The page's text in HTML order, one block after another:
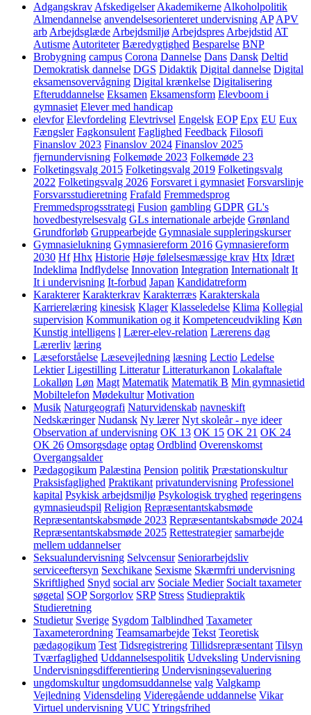
Adgangskrav Afskedigelser Akademikerne Alkoholpolitik
Almendannelse anvendelsesorienteret undervisning AP APV
arb Arbejdsglæde Arbejdsmiljø Arbejdspres Arbejdstid AT
Autisme Autoriteter Bæredygtighed Besparelse BNP
Brobygning campus Corona Dannelse Dans Dansk Deltid
Demokratisk dannelse DGS Didaktik Digital dannelse Digital
eksamensovervågning Digital krænkelse Digitalisering
Efteruddannelse Eksamen Eksamensform Elevboom i
gymnasiet Elever med handicap
elevfor Elevfordeling Elevtrivsel Engelsk EOP Epx EU Eux
Fængsler Fagkonsulent Faglighed Feedback Filosofi
Finanslov 2023 Finanslov 2024 Finanslov 2025
fjernundervisning Folkemøde 2023 Folkemøde 23
Folketingsvalg 2015 Folketingsvalg 2019 Folketingsvalg
2022 Folketingsvalg 2026 Forsvaret i gymnasiet Forsvarslinje
Forsvarsstudieretning Frafald Fremmedsprog
Fremmedsprogsstrategi Fusion gambling GDPR GL's
hovedbestyrelsesvalg GLs internationale arbejde Grønland
Grundforløb Gruppearbejde Gymnasiale suppleringskurser
Gymnasielukning Gymnasiereform 2016 Gymnasiereform
2030 Hf Hhx Historie Høje følelsesmæssige krav Htx Idræt
Indeklima Indflydelse Innovation Integration Internationalt It
It i undervisning It-forbud Japan Kandidatreform
Karakterer Karakterkrav Karakterræs Karakterskala
Karrierelæring kinesisk Klager Klasseledelse Klima Kollegial
supervision Kommunikation og it Kompetenceudvikling Køn
Kunstig intelligens l Lærer-elev-relation Lærerens dag
Lærerliv læring
Læseforståelse Læsevejledning læsning Lectio Ledelse
Lektier Ligestilling Litteratur Litteraturkanon Lokalaftale
Lokalløn Løn Magt Matematik Matematik B Min gymnasietid
Mobiltelefon Mødekultur Motivation
Musik Naturgeografi Naturvidenskab navneskift
Nedskæringer Nudansk Ny lærer Nyt skoleår - nye ideer
Observation af undervisning OK 13 OK 15 OK 21 OK 24
OK 26 Omsorgsdage optag Ordblind Overenskomst
Overgangsalder
Pædagogikum Palæstina Pension politik Præstationskultur
Praksisfaglighed Praktikant privatundervisning Professionel
kapital Psykisk arbejdsmiljø Psykologisk tryghed regeringens
gymnasieudspil Religion Repræsentantskabsmøde
Repræsentantskabsmøde 2023 Repræsentantskabsmøde 2024
Repræsentantskabsmøde 2025 Rettestrategier samarbejde
mellem uddannelser
Seksualundervisning Selvcensur Seniorarbejdsliv
serviceeftersyn Sexchikane Sexisme Skærmfri undervisning
Skriftlighed Snyd social arv Sociale Medier Socialt taxameter
søgetal SOP Sorgorlov SRP Stress Studiepraktik
Studieretning
Studietur Sverige Sygdom Talblindhed Taxameter
Taxameterordning Teamsamarbejde Tekst Teoretisk
pædagogikum Test Tidsregistrering Tillidsrepræsentant Tilsyn
Tværfaglighed Uddannelsespolitik Udveksling Undervisning
Undervisningsdifferentiering Undervisningsevaluering
ungdomskultur ungdomsuddannelse valg Valgkamp
Vejledning Vidensdeling Videregående uddannelse Vikar
Virtuel undervisning VUC Ytringsfrihed